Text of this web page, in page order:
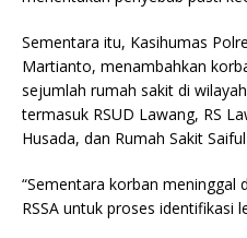
Sementara itu, Kasihumas
Martianto, menambahkan
sejumlah rumah sakit di
termasuk RSUD Lawang, RS
Husada, dan Rumah Sakit
“Sementara korban meninggal
RSSA untuk proses identifikasi